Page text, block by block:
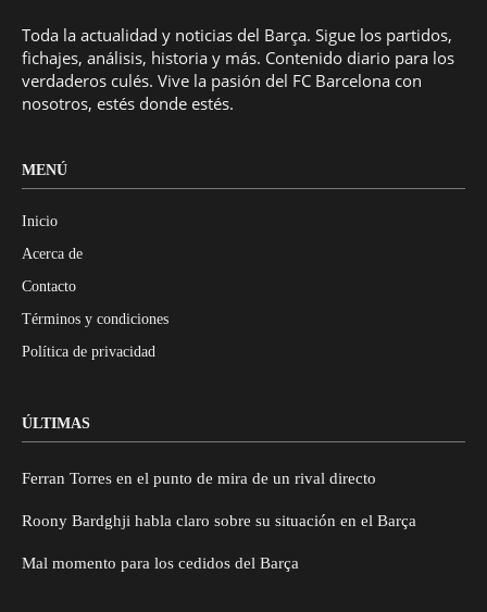
Toda la actualidad y noticias del Barça. Sigue los partidos,
fichajes, análisis, historia y más. Contenido diario para los
verdaderos culés. Vive la pasión del FC Barcelona con
nosotros, estés donde estés.
MENÚ
Inicio
Acerca de
Contacto
Términos y condiciones
Política de privacidad
ÚLTIMAS
Ferran Torres en el punto de mira de un rival directo
Roony Bardghji habla claro sobre su situación en el Barça
Mal momento para los cedidos del Barça